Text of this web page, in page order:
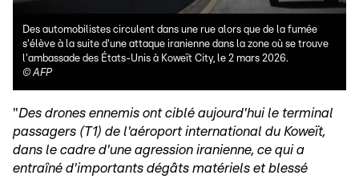
Des automobilistes circulent dans une rue alors que de la fumée
s'élève à la suite d'une attaque iranienne dans la zone où se trouve
l'ambassade des États-Unis à Koweït City, le 2 mars 2026.
©AFP
"Des drones ennemis ont ciblé aujourd'hui le terminal
passagers (T1) de l'aéroport international du Koweït,
dans le cadre d'une agression iranienne, ce qui a
entraîné d'importants dégâts matériels et blessé